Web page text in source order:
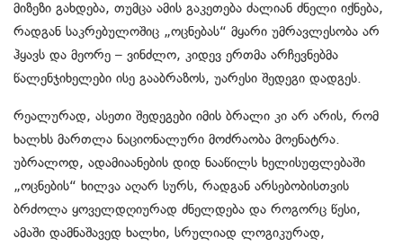
მიზეზი გახდება, თუმცა ამის გაკეთება ძალიან ძნელი იქნება,
რადგან საკრებულოშიც „ოცნებას“ მყარი უმრავლესობა არ
ჰყავს და მეორე – ვინძლო, კიდევ ერთმა არჩევნებმა
წალენჯიხელები ისე გააბრაზოს, უარესი შედეგი დადგეს.
რეალურად, ასეთი შედეგები იმის ბრალი კი არ არის, რომ
ხალხს მართლა ნაციონალური მოძრაობა მოენატრა.
უბრალოდ, ადამიაანების დიდ ნააწილს ხელისუფლებაში
„ოცნების“ ხილვა აღარ სურს, რადგან არსებობისთვის
ბრძოლა ყოველდღიურად ძნელდება და როგორც წესი,
ამაში დამნაშავედ ხალხი, სრულიად ლოგიკურად,